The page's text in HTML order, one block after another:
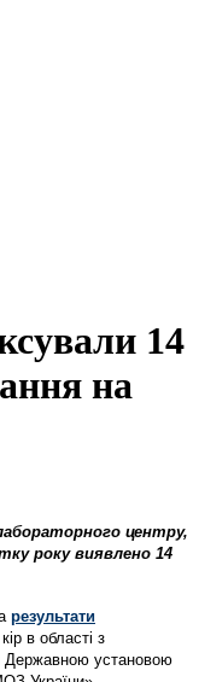
14
на
центру,
року виявлено 14
результати
в області з
Державною установою